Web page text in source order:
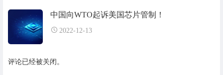
中国向WTO起诉美国芯片管制！
2022-12-13
评论已经被关闭。